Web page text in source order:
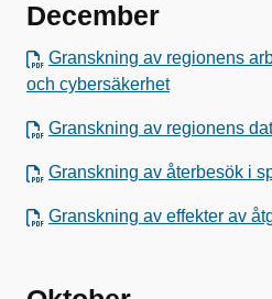
December
Granskning av regionens
och cybersäkerhet
Granskning av regionens
Granskning av återbesök i
Granskning av effekter av